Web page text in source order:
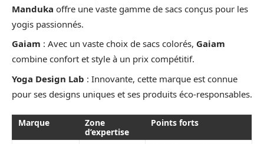
Manduka offre une vaste gamme de sacs conçus pour les
yogis passionnés.
Gaiam : Avec un vaste choix de sacs colorés, Gaiam
combine confort et style à un prix compétitif.
Yoga Design Lab : Innovante, cette marque est connue
pour ses designs uniques et ses produits éco-responsables.
Marque
Zone
d’expertise
Points forts